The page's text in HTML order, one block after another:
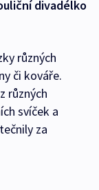
divadélko
různých
či kováře.
různých
svíček a
za